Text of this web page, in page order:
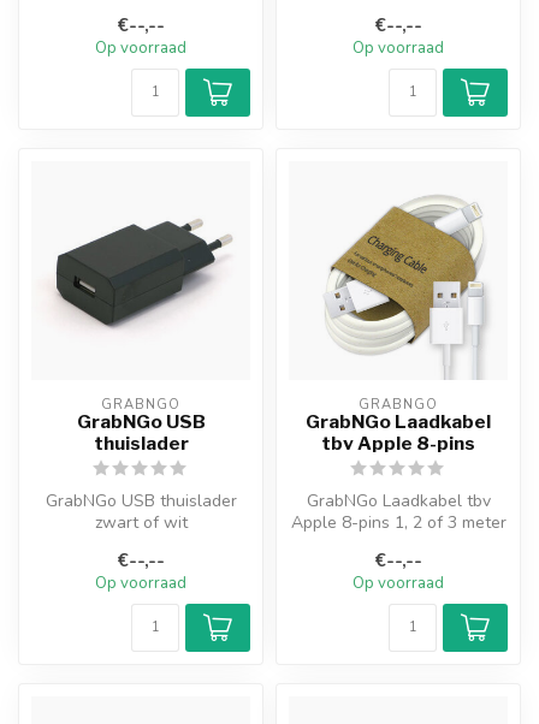
€--,--
Op voorraad
€--,--
Op voorraad
GRABNGO
GrabNGo USB
thuislader
GrabNGo USB thuislader
zwart of wit
€--,--
Op voorraad
GRABNGO
GrabNGo Laadkabel
tbv Apple 8-pins
GrabNGo Laadkabel tbv
Apple 8-pins 1, 2 of 3 meter
€--,--
Op voorraad